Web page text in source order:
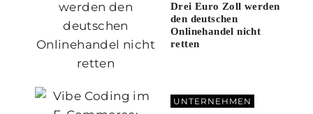
Drei Euro Zoll werden
den deutschen
Onlinehandel nicht
retten
UNTERNEHMEN